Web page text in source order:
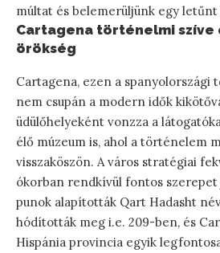
múltat és belemerüljünk egy
Cartagena történelmi szíve
örökség
Cartagena, ezen a spanyolországi
nem csupán a modern idők
üdülőhelyeként vonzza a
élő múzeum is, ahol a történelem
visszaköszön. A város stratégiai
ókorban rendkívül fontos
punok alapították Qart Hadasht
hódították meg i.e. 209-ben, és
Hispánia provincia egyik